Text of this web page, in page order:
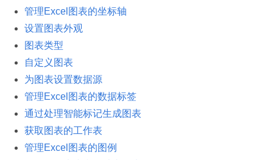
管理Excel图表的坐标轴
设置图表外观
图表类型
自定义图表
为图表设置数据源
管理Excel图表的数据标签
通过处理智能标记生成图表
获取图表的工作表
管理Excel图表的图例